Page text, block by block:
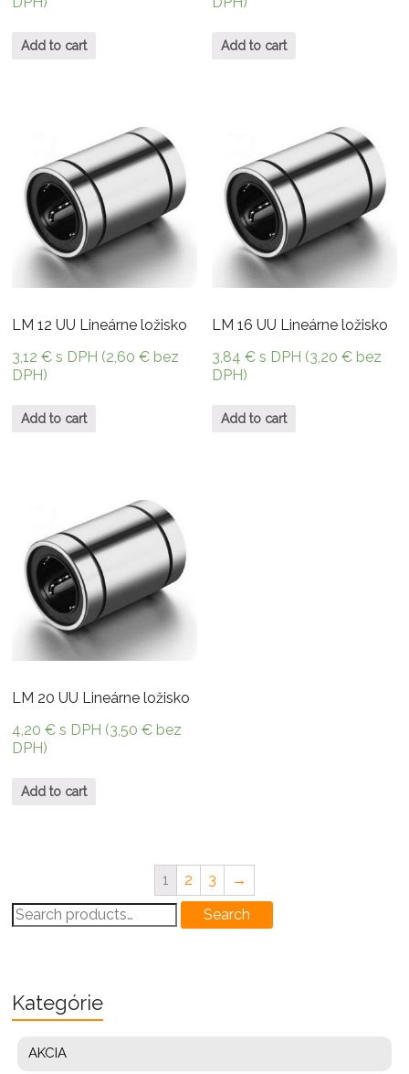
Add to cart Add to cart
LM 12 UU Lineárne ložisko
3,12€ s DPH (2,60€ bez
DPH)
Add to cart
LM 16 UU Lineárne ložisko
3,84€ s DPH (3,20€ bez
DPH)
Add to cart
LM 20 UU Lineárne ložisko
4,20€ s DPH (3,50€ bez
DPH)
Add to cart
1 2 3
→
Search
for:
Search
Kategórie
AKCIA